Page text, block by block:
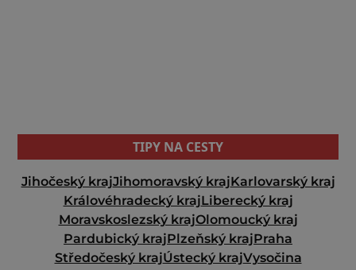
TIPY NA CESTY
Jihočeský krajJihomoravský krajKarlovarský kraj
Královéhradecký krajLiberecký kraj
Moravskoslezský krajOlomoucký kraj
Pardubický krajPlzeňský krajPraha
Středočeský krajÚstecký krajVysočina